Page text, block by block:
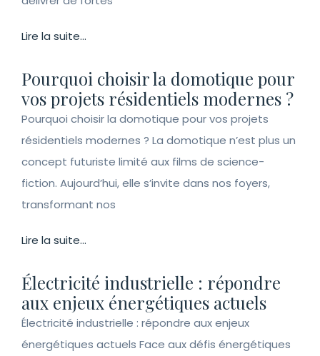
Lire la suite...
Pourquoi choisir la domotique pour
vos projets résidentiels modernes ?
Pourquoi choisir la domotique pour vos projets
résidentiels modernes ? La domotique n’est plus un
concept futuriste limité aux films de science-
fiction. Aujourd’hui, elle s’invite dans nos foyers,
transformant nos
Lire la suite...
Électricité industrielle : répondre
aux enjeux énergétiques actuels
Électricité industrielle : répondre aux enjeux
énergétiques actuels Face aux défis énergétiques